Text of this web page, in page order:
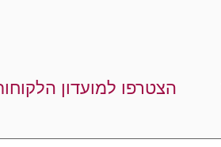
הצטרפו למועדון